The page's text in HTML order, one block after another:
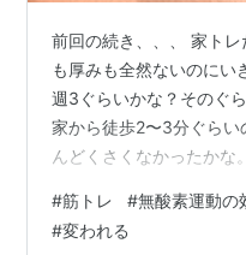
前回の続き、、、 家ト
も厚みも全然ないのにい
週3ぐらいかな？そのぐ
家から徒歩2〜3分ぐら
んどくさくなかったかな
覚えています。行くたび
も仲良くなったり色々な
#筋トレ #無酸素運動の
#変われる